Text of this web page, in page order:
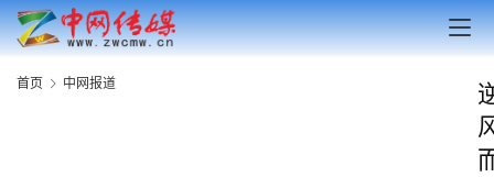
首页 中网报道